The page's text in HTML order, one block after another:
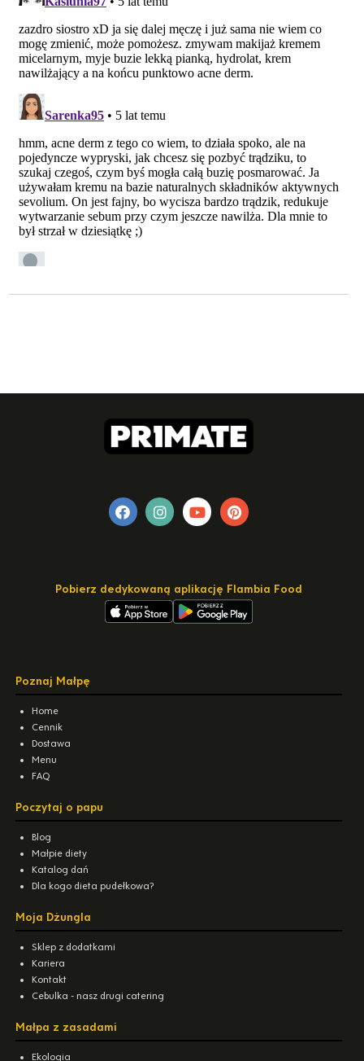
Pobierz dedykowaną aplikację Flambia Food
Poznaj Małpę
Home
Cennik
Dostawa
Menu
FAQ
Poczytaj o papu
Blog
Małpie diety
Katalog dań
Dla kogo dieta pudełkowa?
Moja Dżungla
Sklep z dodatkami
Kariera
Kontakt
Cebulka - nasz drugi catering
Małpa z zasadami
Ekologia